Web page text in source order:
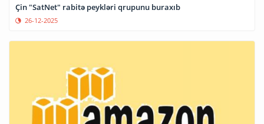
Çin "SatNet" rabitə peykləri qrupunu buraxıb
26-12-2025